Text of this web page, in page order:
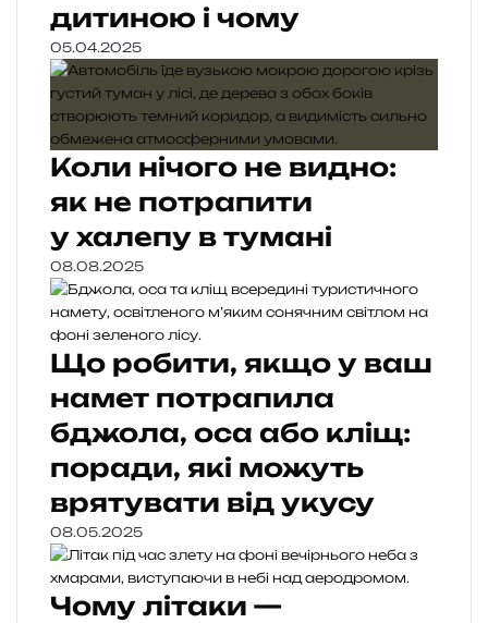
дитиною і чому
05.04.2025
Коли нічого не видно:
як не потрапити
у халепу в тумані
08.08.2025
Що робити, якщо у ваш
намет потрапила
бджола, оса або кліщ:
поради, які можуть
врятувати від укусу
08.05.2025
Чому літаки —